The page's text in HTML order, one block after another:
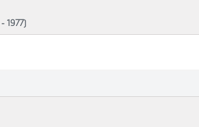
1977)